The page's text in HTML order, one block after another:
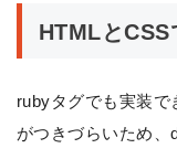
HTMLと
rubyタグでも実装
がつきづらいため、